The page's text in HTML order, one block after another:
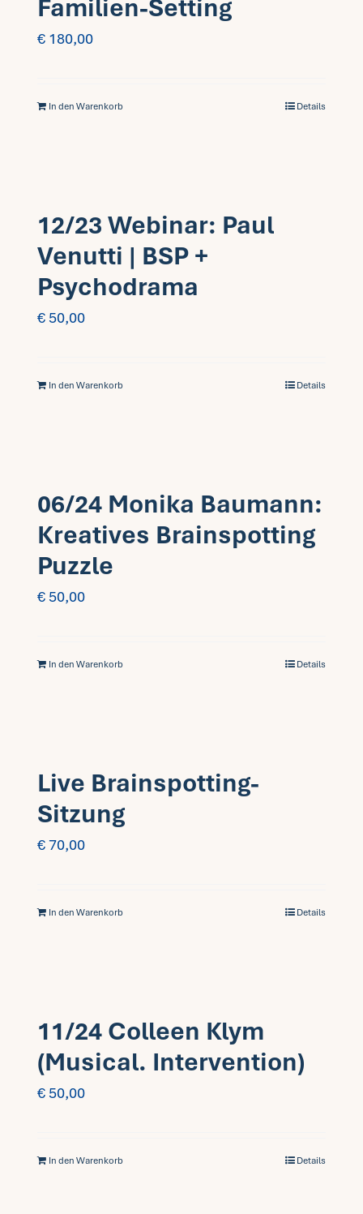
Familien-Setting
€ 180,00
In den Warenkorb Details
12/23 Webinar: Paul
Venutti | BSP +
Psychodrama
€ 50,00
In den Warenkorb Details
06/24 Monika Baumann:
Kreatives Brainspotting
Puzzle
€ 50,00
In den Warenkorb Details
Live Brainspotting-
Sitzung
€70,00
In den Warenkorb Details
11/24 Colleen Klym
(Musical. Intervention)
€ 50,00
In den Warenkorb Details